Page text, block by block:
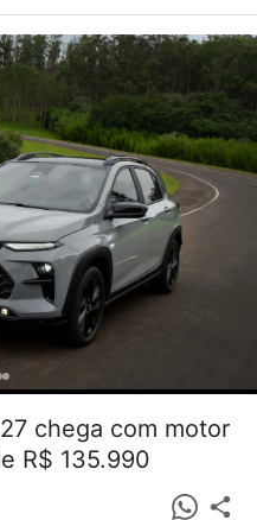
chega com motor
R$ 135.990